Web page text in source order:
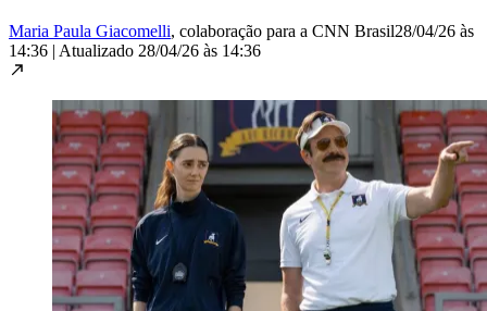
Maria Paula Giacomelli, colaboração para a CNN Brasil28/04/26 às
14:36 | Atualizado 28/04/26 às 14:36